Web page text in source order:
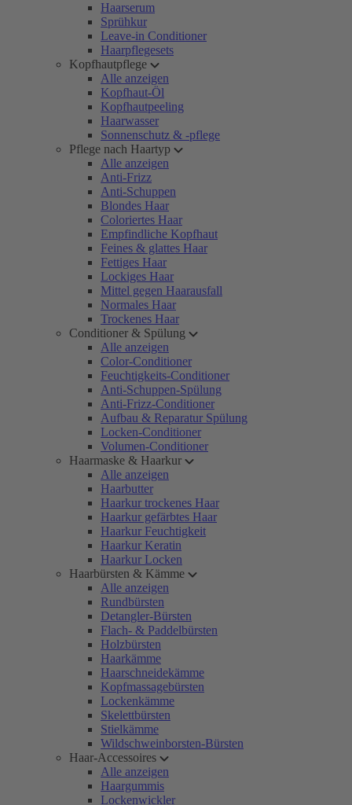
Haarserum
Sprühkur
Leave-in Conditioner
Haarpflegesets
Kopfhautpflege
Alle anzeigen
Kopfhaut-Öl
Kopfhautpeeling
Haarwasser
Sonnenschutz & -pflege
Pflege nach Haartyp
Alle anzeigen
Anti-Frizz
Anti-Schuppen
Blondes Haar
Coloriertes Haar
Empfindliche Kopfhaut
Feines & glattes Haar
Fettiges Haar
Lockiges Haar
Mittel gegen Haarausfall
Normales Haar
Trockenes Haar
Conditioner & Spülung
Alle anzeigen
Color-Conditioner
Feuchtigkeits-Conditioner
Anti-Schuppen-Spülung
Anti-Frizz-Conditioner
Aufbau & Reparatur Spülung
Locken-Conditioner
Volumen-Conditioner
Haarmaske & Haarkur
Alle anzeigen
Haarbutter
Haarkur trockenes Haar
Haarkur gefärbtes Haar
Haarkur Feuchtigkeit
Haarkur Keratin
Haarkur Locken
Haarbürsten & Kämme
Alle anzeigen
Rundbürsten
Detangler-Bürsten
Flach- & Paddelbürsten
Holzbürsten
Haarkämme
Haarschneidekämme
Kopfmassagebürsten
Lockenkämme
Skelettbürsten
Stielkämme
Wildschweinborsten-Bürsten
Haar-Accessoires
Alle anzeigen
Haargummis
Lockenwickler